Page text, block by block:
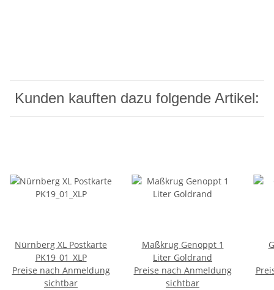
Kunden kauften dazu folgende Artikel:
Nürnberg XL Postkarte
PK19_01_XLP
Preise nach Anmeldung
sichtbar
Maßkrug Genoppt 1
Liter Goldrand
Preise nach Anmeldung
sichtbar